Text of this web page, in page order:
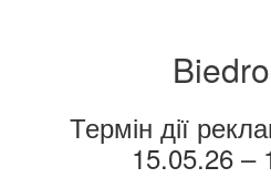
Термін дії
15.05.26 –